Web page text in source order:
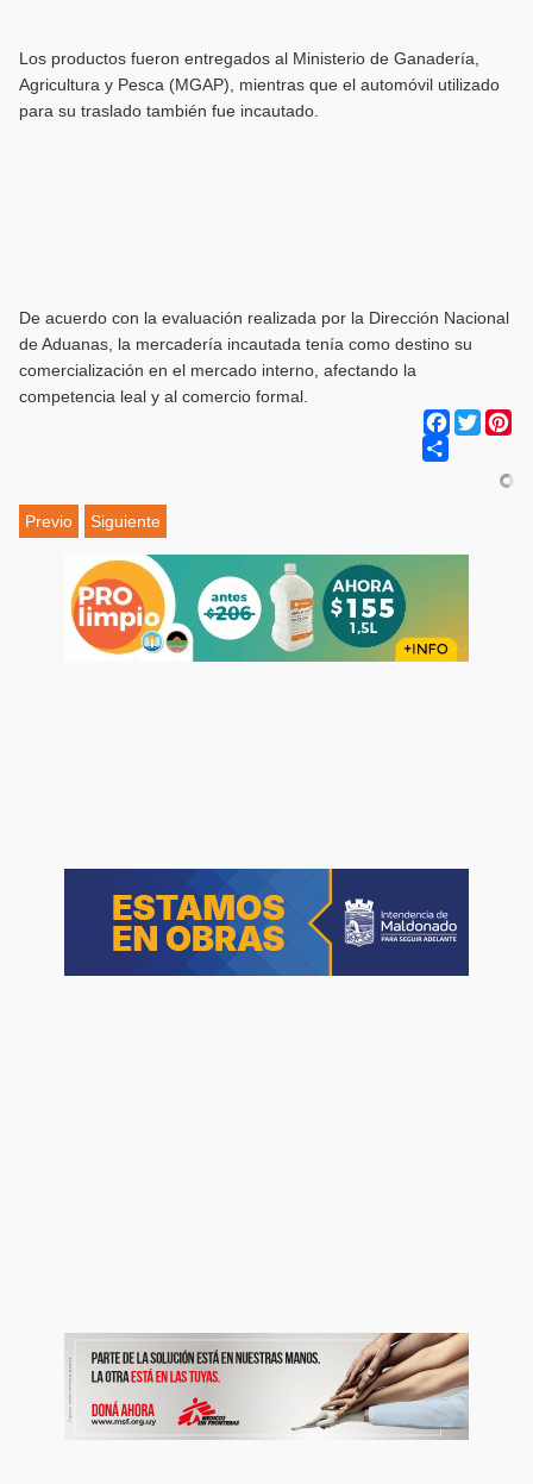
Los productos fueron entregados al Ministerio de Ganadería,
Agricultura y Pesca (MGAP), mientras que el automóvil utilizado
para su traslado también fue incautado.
De acuerdo con la evaluación realizada por la Dirección Nacional
de Aduanas, la mercadería incautada tenía como destino su
comercialización en el mercado interno, afectando la
competencia leal y al comercio formal.
Facebook
Twitter
Previo Siguiente